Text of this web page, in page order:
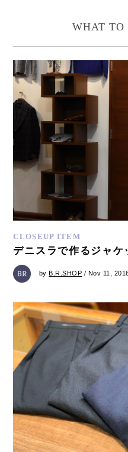
WHAT TO
CLOSEUP ITEM
デニスラで作るジャケ
by B.R.SHOP / Nov 11,